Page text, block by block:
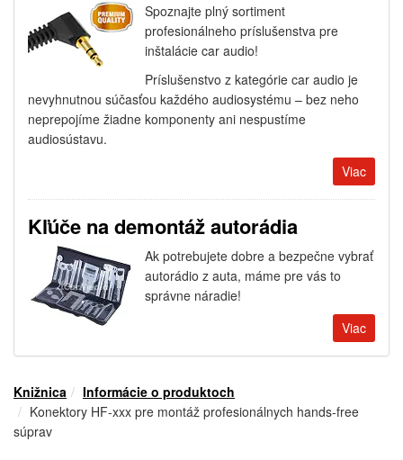
Spoznajte plný sortiment
profesionálneho príslušenstva pre
inštalácie car audio!
Príslušenstvo z kategórie car audio je
nevyhnutnou súčasťou každého audiosystému – bez neho
neprepojíme žiadne komponenty ani nespustíme
audiosústavu.
Viac
Kľúče na demontáž autorádia
Ak potrebujete dobre a bezpečne vybrať
autorádio z auta, máme pre vás to
správne náradie!
Viac
Knižnica
Informácie o produktoch
Konektory HF-xxx pre montáž profesionálnych hands-free
súprav